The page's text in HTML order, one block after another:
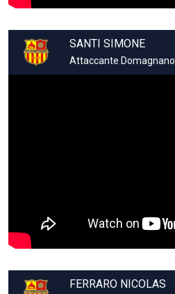
SANTI SIMONE
Attaccante Domagnano
FERRARO NICOLAS